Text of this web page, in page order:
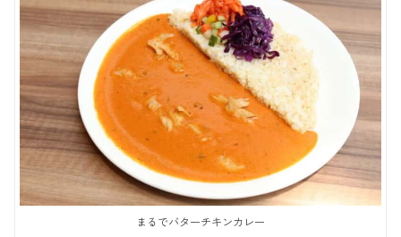
まるでバターチキンカレー